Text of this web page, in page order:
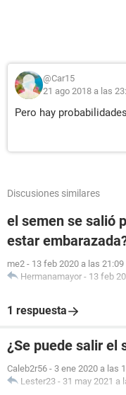
@Car15
21 ago 2018 a las
Pero hay
Discusiones similares
el semen se salió
estar
me2 - 13 feb 2020 a las 21:09
Hermanamayor - 13 feb
1 respuesta
¿Se puede salir el
Caleb2r56 - 3 ene 2020 a las
Lester23 - 31 may 2021 a